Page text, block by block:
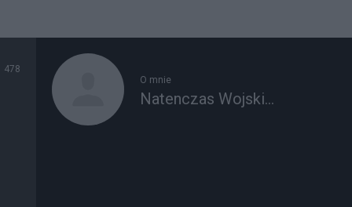
478
O mnie
Natenczas Wojski...